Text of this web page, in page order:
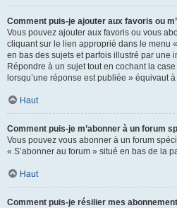
Comment puis-je ajouter aux favoris ou
Vous pouvez ajouter aux favoris ou vous
cliquant sur le lien approprié dans le menu
en bas des sujets et parfois illustré par une
Répondre à un sujet tout en cochant la
lorsqu’une réponse est publiée » équivaut
Haut
Comment puis-je m’abonner à un forum
Vous pouvez vous abonner à un forum
« S’abonner au forum » situé en bas de la
Haut
Comment puis-je résilier mes